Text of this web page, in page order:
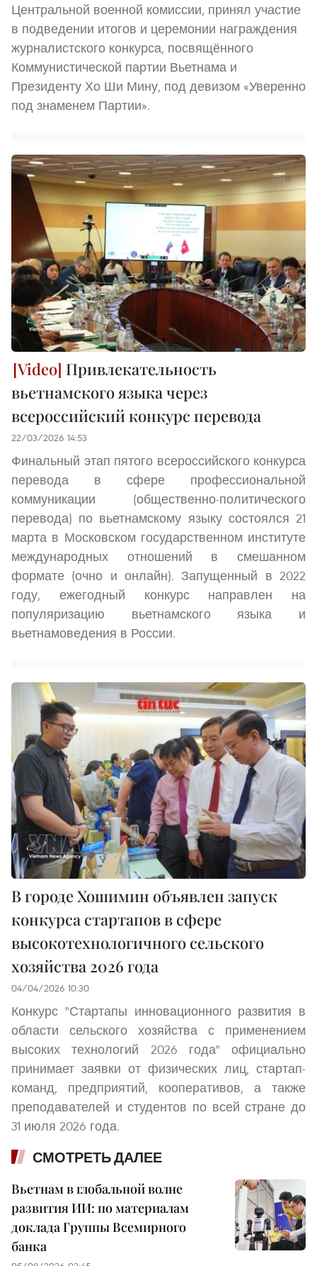
Центральной военной комиссии, принял участие
в подведении итогов и церемонии награждения
журналистского конкурса, посвящённого
Коммунистической партии Вьетнама и
Президенту Хо Ши Мину, под девизом «Уверенно
под знаменем Партии».
Привлекательность
вьетнамского языка через
всероссийский конкурс перевода
22/03/2026 14:53
Финальный этап пятого всероссийского конкурса
перевода в сфере профессиональной
коммуникации (общественно-политического
перевода) по вьетнамскому языку состоялся 21
марта в Московском государственном институте
международных отношений в смешанном
формате (очно и онлайн). Запущенный в 2022
году, ежегодный конкурс направлен на
популяризацию вьетнамского языка и
вьетнамоведения в России.
В городе Хошимин объявлен запуск
конкурса стартапов в сфере
высокотехнологичного сельского
хозяйства 2026 года
04/04/2026 10:30
Конкурс "Стартапы инновационного развития в
области сельского хозяйства с применением
высоких технологий 2026 года" официально
принимает заявки от физических лиц, стартап-
команд, предприятий, кооперативов, а также
преподавателей и студентов по всей стране до
31 июля 2026 года.
СМОТРЕТЬ ДАЛЕЕ
Вьетнам в глобальной волне
развития ИИ: по материалам
доклада Группы Всемирного
банка